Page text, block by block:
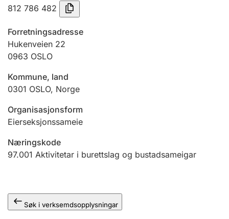
Tinglysing
Jeger
Ektepaktrettleiaren
Andre tema
812 786 482
Forretningsadresse
Hukenveien 22
0963 OSLO
Kommune, land
0301 OSLO, Norge
Organisasjonsform
Eierseksjonssameie
Næringskode
97.001 Aktivitetar i burettslag og bustadsameigar
Søk i verksemdsopplysningar